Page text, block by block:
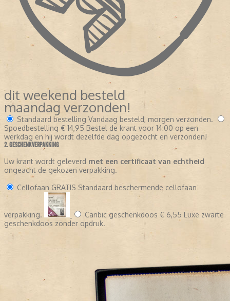
dit weekend besteld
maandag verzonden!
Standaard bestelling Vandaag besteld, morgen verzonden.
Spoedbestelling € 14,95 Bestel de krant voor 14:00 op een
werkdag en hij wordt dezelfde dag opgezocht en verzonden!
2. GESCHENKVERPAKKING
Uw krant wordt geleverd met een certificaat van echtheid
ongeacht de gekozen verpakking.
Cellofaan GRATIS Standaard beschermende cellofaan
verpakking. Caribic geschenkdoos € 6,55 Luxe zwarte
geschenkdoos zonder opdruk.